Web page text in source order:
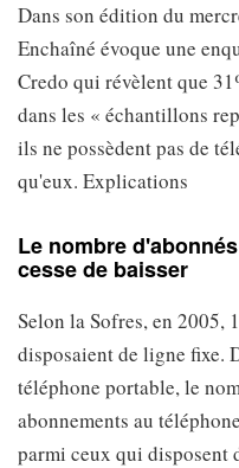
Dans son édition du
Enchaîné évoque une
Credo qui révèlent que
dans les « échantillons
ils ne possèdent pas de
qu'eux. Explications
Le nombre
cesse de baisser
Selon la Sofres, en 2005,
disposaient de ligne fixe.
téléphone portable, le
abonnements au
parmi ceux qui disposent